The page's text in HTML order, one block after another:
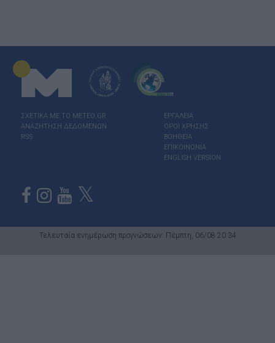
ΣΧΕΤΙΚΑ ΜΕ ΤΟ ΜΕΤΕΟ.GR
ΑΝΑΖΗΤΗΣΗ ΔΕΔΟΜΕΝΩΝ
RSS
ΕΡΓΑΛΕΙΑ
ΟΡΟΙ ΧΡΗΣΗΣ
ΒΟΗΘΕΙΑ
ΕΠΙΚΟΙΝΩΝΙΑ
ENGLISH VERSION
Τελευταία ενημέρωση προγνώσεων: Πέμπτη, 06/08 20:34